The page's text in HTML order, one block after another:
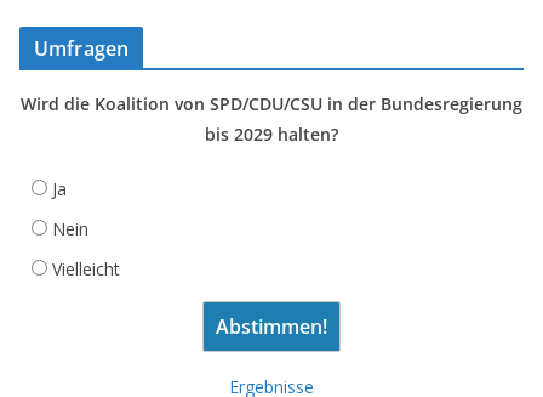
Umfragen
Wird die Koalition von SPD/CDU/CSU in der Bundesregierung
bis 2029 halten?
Ja
Nein
Vielleicht
Ergebnisse